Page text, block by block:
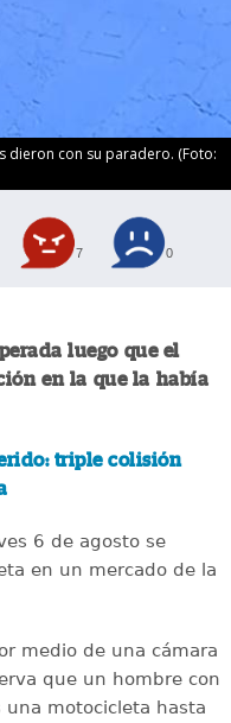
dieron con su paradero. (Foto:
7 0
luego que el
en la que la había
triple colisión
6 de agosto se
en un mercado de la
medio de una cámara
que un hombre con
motocicleta hasta